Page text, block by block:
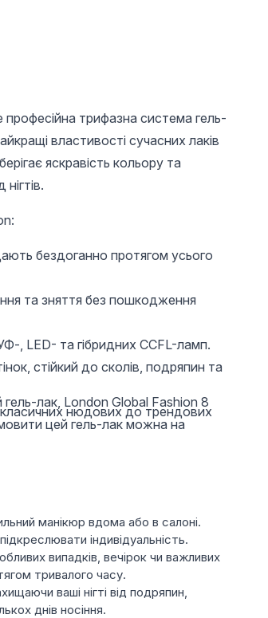
Global
196 UAH
липкого шару Global
Fashion TOP-
трифазна система гель-
властивості сучасних лаків
яскравість кольору та
бездоганно протягом усього
та зняття без пошкодження
, LED- та гібридних CCFL-ламп.
стійкий до сколів, подряпин та
класичних нюдових до трендових
лак, London Global Fashion 8
цей гель-лак можна на
манікюр вдома або в салоні.
індивідуальність.
випадків, вечірок чи важливих
тривалого часу.
ваші нігті від подряпин,
днів носіння.